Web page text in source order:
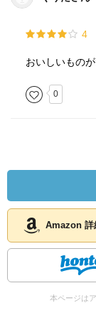
4
おいしいものが
0
Amazon 詳
本ページは